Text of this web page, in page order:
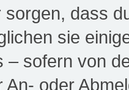
sorgen, dass
sie
– sofern von
An- oder